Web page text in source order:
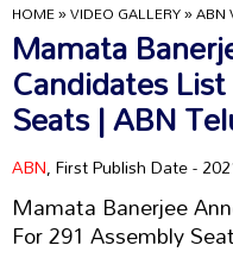
HOME»VIDEO GALLERY»ABN
Mamata
Candidates
Seats | ABN
ABN, First Publish Date -
Mamata Banerjee
For 291 Assembly